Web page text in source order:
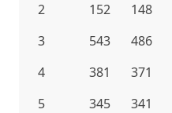
2
152 148
3
543 486
4
381 371
5
345 341